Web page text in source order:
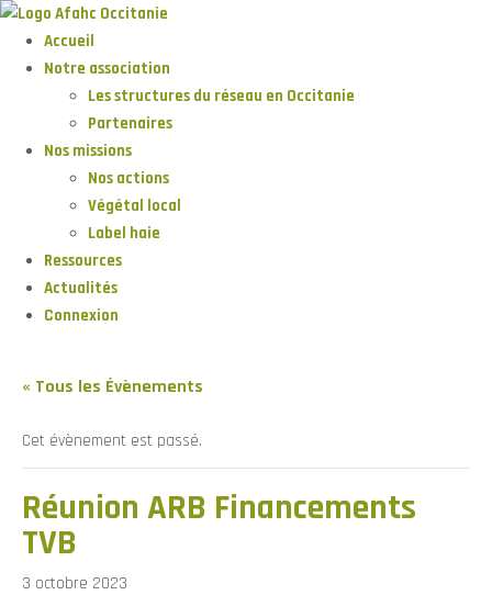
Accueil
Notre association
Les structures du réseau en Occitanie
Partenaires
Nos missions
Nos actions
Végétal local
Label haie
Ressources
Actualités
Connexion
« Tous les Évènements
Cet évènement est passé.
Réunion ARB Financements
TVB
3 octobre 2023